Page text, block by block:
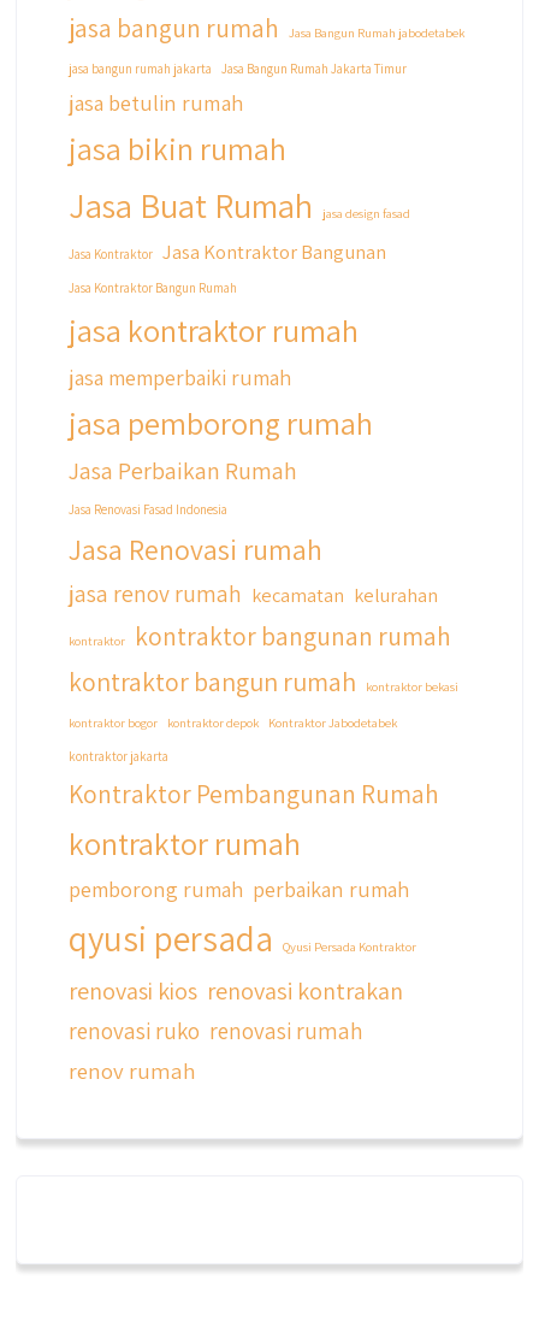
Untuk informasi lebih lanjut terkait program
di bio yaa
#jasabangunrumahjakarta
#jasarenovasirumahjakarta
#kontraktorjakarta #kontraktorbangunan
#kontraktorbangunanjakarta
#kontraktorbekasi #kontraktorinteriorjakarta
#jasabangunrumahdepok
#jasarenovasirumahbekasi
#jasadesainrumahmurah
#jasadesainrumahjakarta
#kontraktorbangunanjabodetabek
#jasabangunrumahjabodetabek
#qyusipersada
jasa bangun rumah Jasa Bangun Rumah jabodetabek
jasa bangun rumah jakarta Jasa Bangun Rumah Jakarta Timur
jasa betulin rumah
jasa bikin rumah
Jasa Buat Rumah jasa design fasad
Jasa Kontraktor Jasa Kontraktor Bangunan
Jasa Kontraktor Bangun Rumah
jasa kontraktor rumah
jasa memperbaiki rumah
jasa pemborong rumah
Jasa Perbaikan Rumah
Jasa Renovasi Fasad Indonesia
Jasa Renovasi rumah
jasa renov rumah kecamatan kelurahan
kontraktor
kontraktor bangunan rumah
kontraktor bangun rumah
kontraktor bekasi
kontraktor bogor kontraktor depok
Kontraktor Jabodetabek
kontraktor jakarta
Kontraktor Pembangunan Rumah
kontraktor rumah
pemborong rumah perbaikan rumah
qyusi persada Qyusi Persada Kontraktor
renovasi kios renovasi kontrakan
renovasi ruko renovasi rumah
renov rumah